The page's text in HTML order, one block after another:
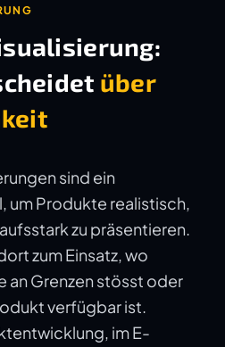
über
sind ein
um Produkte realistisch,
zu präsentieren.
zum Einsatz, wo
an Grenzen stösst oder
verfügbar ist.
im E-